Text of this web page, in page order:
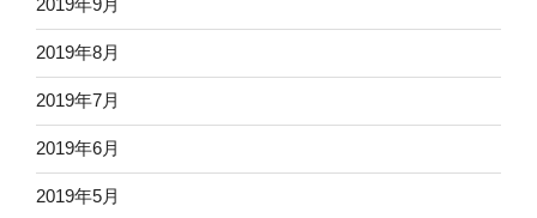
2019年9月
2019年8月
2019年7月
2019年6月
2019年5月